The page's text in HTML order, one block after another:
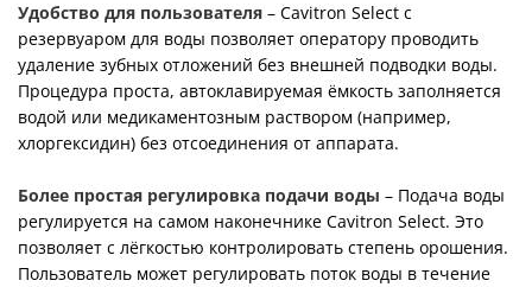
Удобство для пользователя – Cavitron Select с
резервуаром для воды позволяет оператору проводить
удаление зубных отложений без внешней подводки воды.
Процедура проста, автоклавируемая ёмкость заполняется
водой или медикаментозным раствором (например,
хлоргексидин) без отсоединения от аппарата.
Более простая регулировка подачи воды – Подача воды
регулируется на самом наконечнике Cavitron Select. Это
позволяет с лёгкостью контролировать степень орошения.
Пользователь может регулировать поток воды в течение